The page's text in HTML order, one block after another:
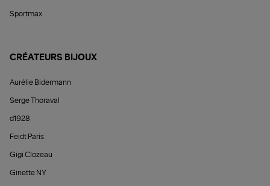
Sportmax
CRÉATEURS BIJOUX
Aurélie Bidermann
Serge Thoraval
d1928
Feidt Paris
Gigi Clozeau
Ginette NY